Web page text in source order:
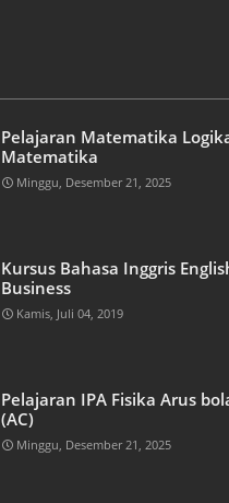
Pelajaran Matematika
Matematika
Minggu, Desember 21, 2025
Kursus Bahasa Inggris
Business
Kamis, Juli 04, 2019
Pelajaran IPA Fisika Arus
(AC)
Minggu, Desember 21, 2025